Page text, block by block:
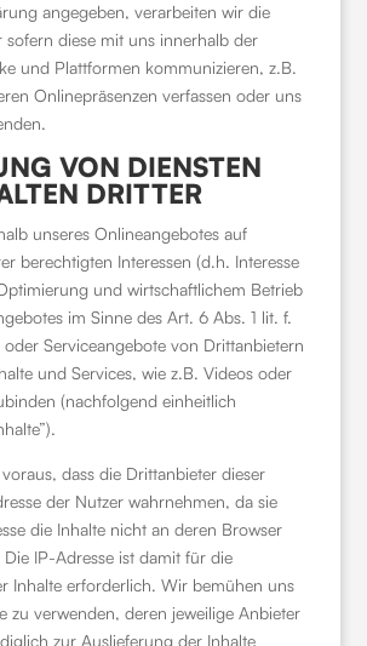
angegeben, verarbeiten wir die
sofern diese mit uns innerhalb der
und Plattformen kommunizieren, z.B.
Onlinepräsenzen verfassen oder uns
VON DIENSTEN
DRITTER
unseres Onlineangebotes auf
berechtigten Interessen (d.h. Interesse
und wirtschaftlichem Betrieb
im Sinne des Art. 6 Abs. 1 lit. f.
oder Serviceangebote von Drittanbietern
und Services, wie z.B. Videos oder
(nachfolgend einheitlich
dass die Drittanbieter dieser
der Nutzer wahrnehmen, da sie
die Inhalte nicht an deren Browser
IP-Adresse ist damit für die
Inhalte erforderlich. Wir bemühen uns
zu verwenden, deren jeweilige Anbieter
zur Auslieferung der Inhalte